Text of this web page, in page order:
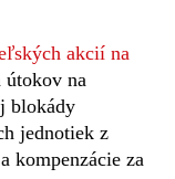
akcií na
útokov na
blokády
jednotiek z
kompenzácie za